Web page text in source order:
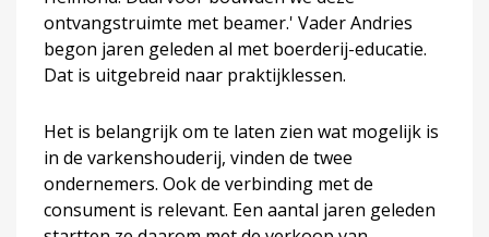
ontvangstruimte met beamer.' Vader Andries
begon jaren geleden al met boerderij-educatie.
Dat is uitgebreid naar praktijklessen.
Het is belangrijk om te laten zien wat mogelijk is
in de varkenshouderij, vinden de twee
ondernemers. Ook de verbinding met de
consument is relevant. Een aantal jaren geleden